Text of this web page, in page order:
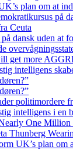
plan om at
på
Ceuta
dansk uden at
get more
intelligens
politi­mordere
intelligens i en
One
Thunberg
UK’s plan